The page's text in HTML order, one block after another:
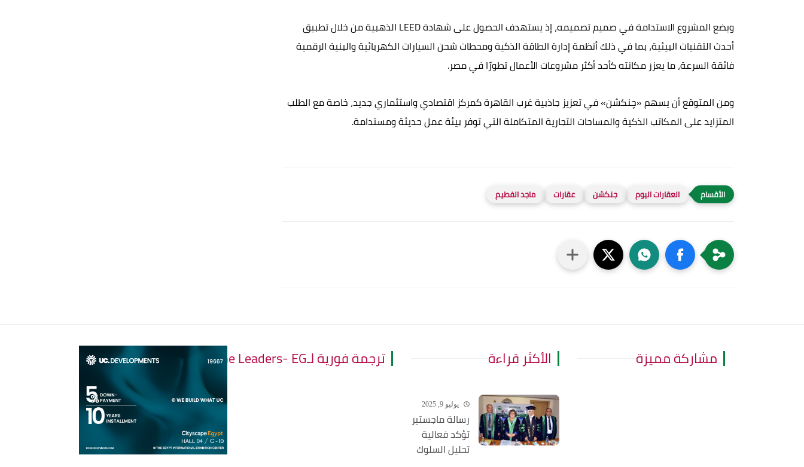
ويضع المشروع الاستدامة في صميم تصميمه، إذ يستهدف الحصول على شهادة LEED الذهبية من خلال تطبيق
أحدث التقنيات البيئية، بما في ذلك أنظمة إدارة الطاقة الذكية ومحطات شحن السيارات الكهربائية والبنية الرقمية
فائقة السرعة، ما يعزز مكانته كأحد أكثر مشروعات الأعمال تطورًا في مصر.
ومن المتوقع أن يسهم «چنكشن» في تعزيز جاذبية غرب القاهرة كمركز اقتصادي واستثماري جديد، خاصة مع الطلب
المتزايد على المكاتب الذكية والمساحات التجارية المتكاملة التي توفر بيئة عمل حديثة ومستدامة.
العقارات اليوم جنكشن عقارات ماجد الفطيم
مشاركة مميزة الأكثر قراءة
يوليو 9, 2025
رسالة ماجستير
تؤكد فعالية
تحليل السلوك
ترجمة فورية لـThe Leaders- EG